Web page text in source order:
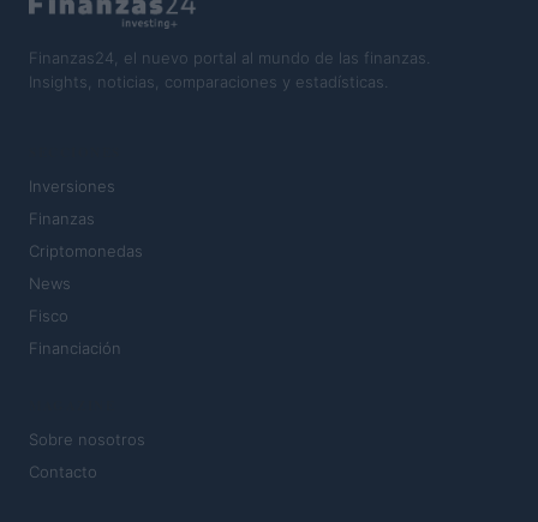
Finanzas24, el nuevo portal al mundo de las finanzas.
Insights, noticias, comparaciones y estadísticas.
Inversiones
Finanzas
Criptomonedas
News
Fisco
Financiación
Sobre nosotros
Contacto